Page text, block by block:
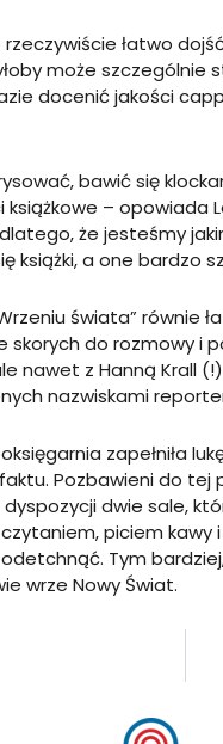
łatwo
może szczególnie
docenić jakości
bawić się
– opowiada
że jesteśmy
książki, a one bardzo
świata”
do rozmowy i
nawet z Hanną Krall
nazwiskami
zapełniła
Pozbawieni do
dwie sale,
piciem
Tym
wrze Nowy Świat.